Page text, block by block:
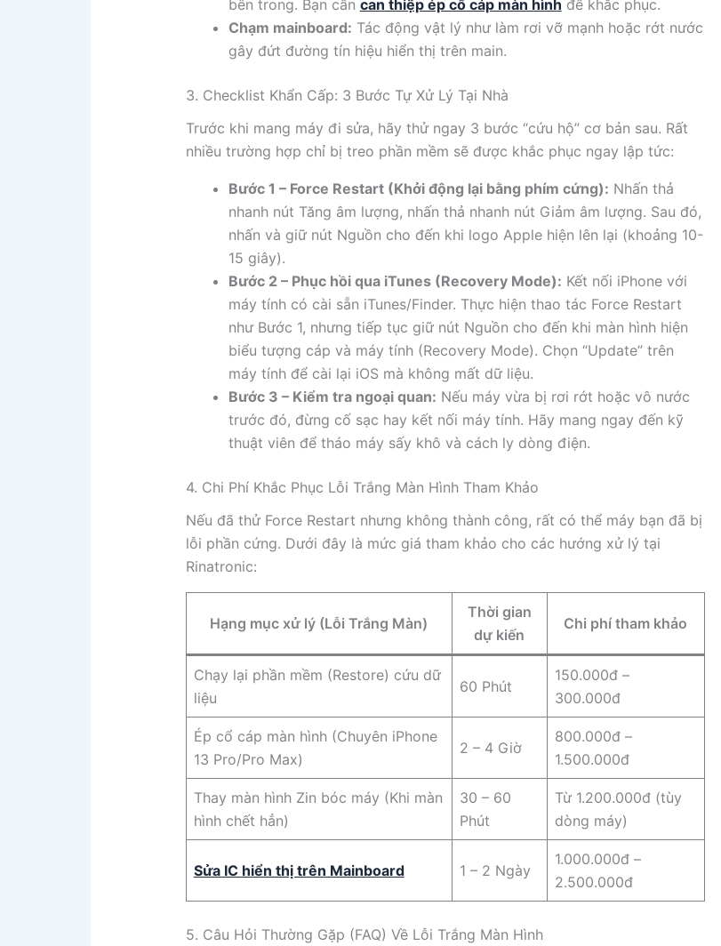
bên trong. Bạn cần can thiệp ép cổ cáp màn hình để khắc phục.
Chạm mainboard: Tác động vật lý như làm rơi vỡ mạnh hoặc rớt nước
gây đứt đường tín hiệu hiển thị trên main.
3. Checklist Khẩn Cấp: 3 Bước Tự Xử Lý Tại Nhà
Trước khi mang máy đi sửa, hãy thử ngay 3 bước “cứu hộ” cơ bản sau. Rất
nhiều trường hợp chỉ bị treo phần mềm sẽ được khắc phục ngay lập tức:
Bước 1 – Force Restart (Khởi động lại bằng phím cứng): Nhấn thả
nhanh nút Tăng âm lượng, nhấn thả nhanh nút Giảm âm lượng. Sau đó,
nhấn và giữ nút Nguồn cho đến khi logo Apple hiện lên lại (khoảng 10-
15 giây).
Bước 2 – Phục hồi qua iTunes (Recovery Mode): Kết nối iPhone với
máy tính có cài sẵn iTunes/Finder. Thực hiện thao tác Force Restart
như Bước 1, nhưng tiếp tục giữ nút Nguồn cho đến khi màn hình hiện
biểu tượng cáp và máy tính (Recovery Mode). Chọn “Update” trên
máy tính để cài lại iOS mà không mất dữ liệu.
Bước 3 – Kiểm tra ngoại quan: Nếu máy vừa bị rơi rớt hoặc vô nước
trước đó, đừng cố sạc hay kết nối máy tính. Hãy mang ngay đến kỹ
thuật viên để tháo máy sấy khô và cách ly dòng điện.
4. Chi Phí Khắc Phục Lỗi Trắng Màn Hình Tham Khảo
Nếu đã thử Force Restart nhưng không thành công, rất có thể máy bạn đã bị
lỗi phần cứng. Dưới đây là mức giá tham khảo cho các hướng xử lý tại
Rinatronic:
Hạng mục xử lý (Lỗi Trắng Màn)
Thời gian
dự kiến
Chi phí tham khảo
Chạy lại phần mềm (Restore) cứu dữ
liệu
60 Phút
150.000đ –
300.000đ
Ép cổ cáp màn hình (Chuyên iPhone
13 Pro/Pro Max)
2 – 4 Giờ
800.000đ –
1.500.000đ
Thay màn hình Zin bóc máy (Khi màn
hình chết hẳn)
30 – 60
Phút
Từ 1.200.000đ (tùy
dòng máy)
Sửa IC hiển thị trên Mainboard 1 – 2 Ngày
1.000.000đ –
2.500.000đ
5. Câu Hỏi Thường Gặp (FAQ) Về Lỗi Trắng Màn Hình